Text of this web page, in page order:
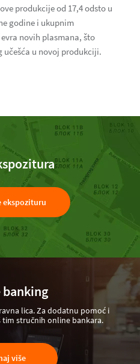
produkcije od 17,4 odsto u
godine i ukupnim
novih plasmana, što
učešća u novoj produkciji.
ekspozituru
lica. Za dodatnu pomoć i
stručnih online bankara.
više